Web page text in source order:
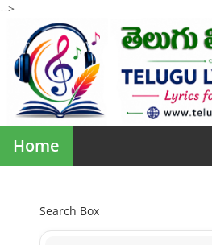
-->
Home
Search Box